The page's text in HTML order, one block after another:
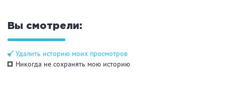
Бильярд
Вы смотрели:
Удалить историю моих просмотров
Никогда не сохранять мою историю